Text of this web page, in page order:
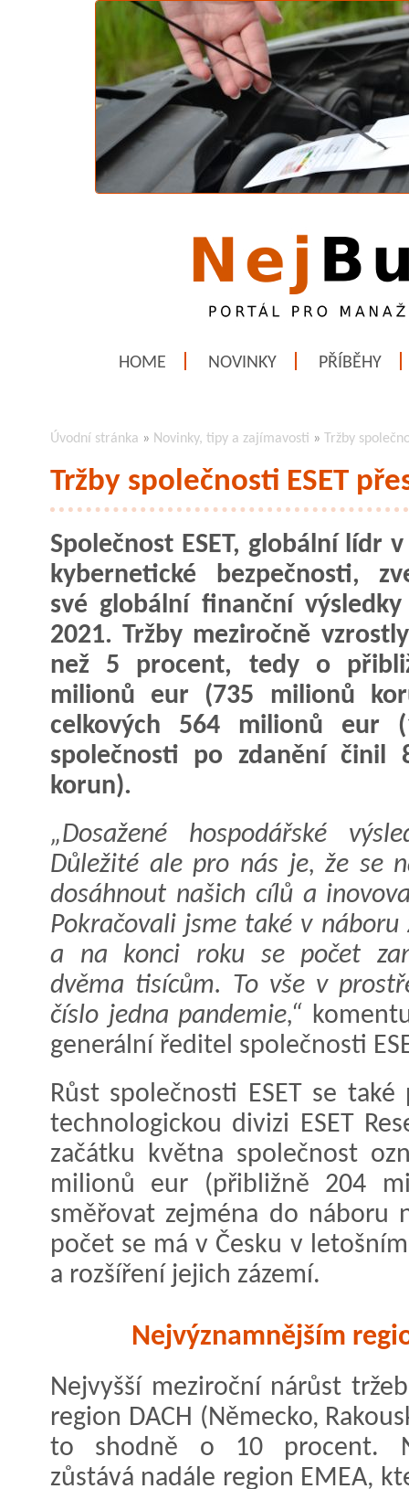
HOME NOVINKY PŘÍBĚHY
Úvodní stránka » Novinky, tipy a zajímavosti » Tržby
Tržby společnosti ESET
Společnost ESET, globální lídr
kybernetické bezpečnosti,
své globální finanční
2021. Tržby meziročně
než 5 procent, tedy o
milionů eur (735 milionů
celkových 564 milionů eur
společnosti po zdanění
korun).
„Dosažené hospodářské
Důležité ale pro nás je, že se
dosáhnout našich cílů a
Pokračovali jsme také v
a na konci roku se počet
dvěma tisícům. To vše v
číslo jedna pandemie,“
generální ředitel společnosti
Růst společnosti ESET se
technologickou divizi ESET
začátku května společnost
milionů eur (přibližně 204
směřovat zejména do náboru
počet se má v Česku v
a rozšíření jejich zázemí.
Nejvýznamnějším
Nejvyšší meziroční nárůst
region DACH (Německo,
to shodně o 10 procent.
zůstává nadále region EMEA,